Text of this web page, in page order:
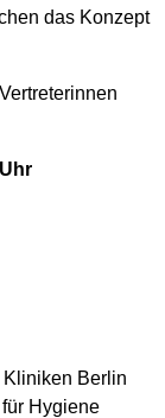
das Konzept
Kliniken Berlin
Hygiene